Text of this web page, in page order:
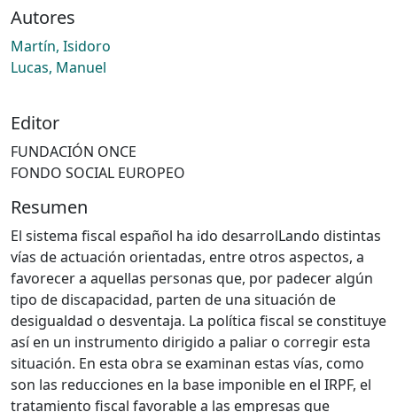
Autores
Martín, Isidoro
Lucas, Manuel
Editor
FUNDACIÓN ONCE
FONDO SOCIAL EUROPEO
Resumen
El sistema fiscal español ha ido desarrolLando distintas
vías de actuación orientadas, entre otros aspectos, a
favorecer a aquellas personas que, por padecer algún
tipo de discapacidad, parten de una situación de
desigualdad o desventaja. La política fiscal se constituye
así en un instrumento dirigido a paliar o corregir esta
situación. En esta obra se examinan estas vías, como
son las reducciones en la base imponible en el IRPF, el
tratamiento fiscal favorable a las empresas que